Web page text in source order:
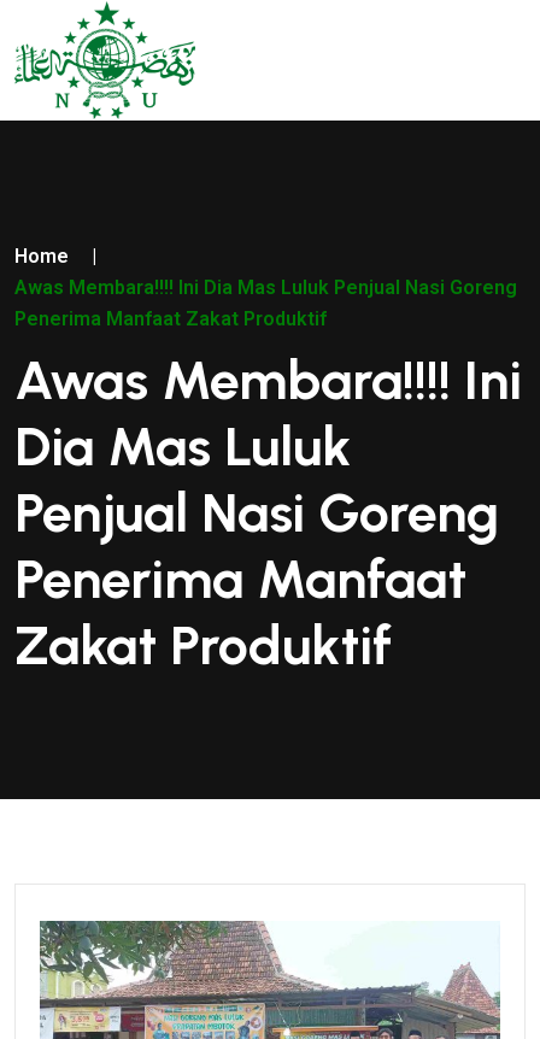
Home
|
Awas Membara!!!! Ini Dia Mas Luluk Penjual Nasi Goreng
Penerima Manfaat Zakat Produktif
Awas Membara!!!! Ini
Dia Mas Luluk
Penjual Nasi Goreng
Penerima Manfaat
Zakat Produktif